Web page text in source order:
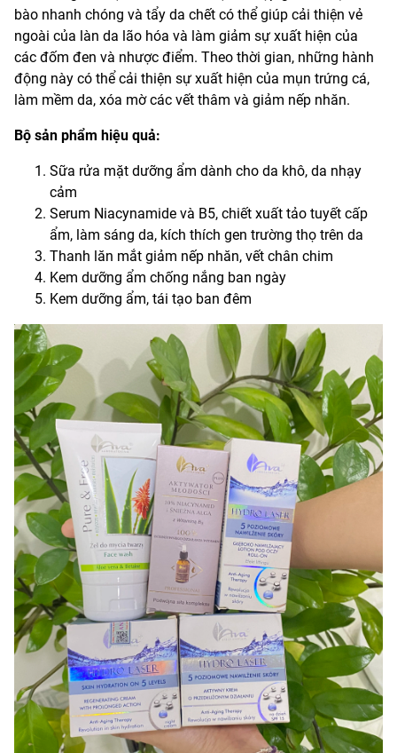
bào nhanh chóng và tẩy da chết có thể giúp cải thiện vẻ
ngoài của làn da lão hóa và làm giảm sự xuất hiện của
các đốm đen và nhược điểm. Theo thời gian, những hành
động này có thể cải thiện sự xuất hiện của mụn trứng cá,
làm mềm da, xóa mờ các vết thâm và giảm nếp nhăn.
Bộ sản phẩm hiệu quả:
Sữa rửa mặt dưỡng ẩm dành cho da khô, da nhạy
cảm
Serum Niacynamide và B5, chiết xuất tảo tuyết cấp
ẩm, làm sáng da, kích thích gen trường thọ trên da
Thanh lăn mắt giảm nếp nhăn, vết chân chim
Kem dưỡng ẩm chống nắng ban ngày
Kem dưỡng ẩm, tái tạo ban đêm